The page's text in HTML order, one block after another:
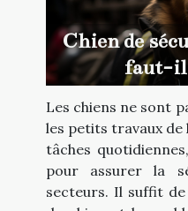
Chien de
faut-il
Les chiens ne sont
les petits travaux de
tâches
pour assurer la
secteurs. Il suffit